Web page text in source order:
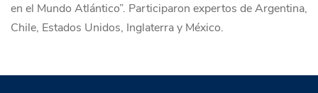
en el Mundo Atlántico”. Participaron expertos de Argentina,
Chile, Estados Unidos, Inglaterra y México.